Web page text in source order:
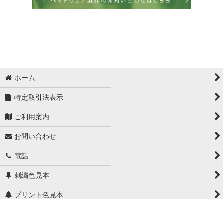
ホーム
特定取引法表示
ご利用案内
お問い合わせ
電話
刺繍色見本
プリント色見本